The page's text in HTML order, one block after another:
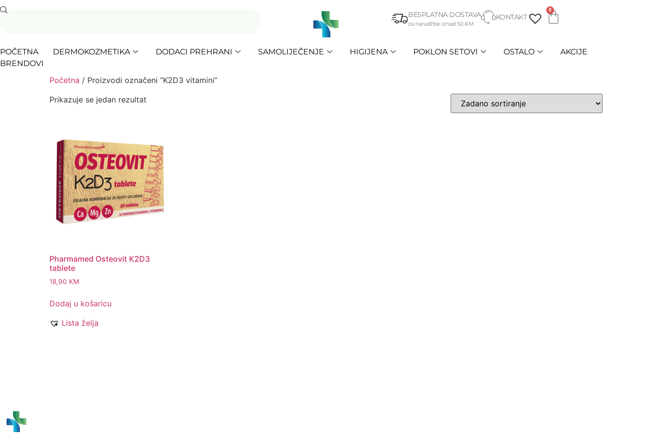
BESPLATNA DOSTAVA
za narudžbe iznad 50 KM
KONTAKT
0
POČETNA DERMOKOZMETIKA DODACI PREHRANI SAMOLIJEČENJE HIGIJENA POKLON SETOVI OSTALO
AKCIJE
BRENDOVI
Početna / Proizvodi označeni “K2D3 vitamini”
Prikazuje se jedan rezultat
Pharmamed Osteovit K2D3
tablete
18,90 KM
Dodaj u košaricu
Lista želja